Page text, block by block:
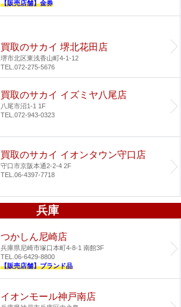
【販売店舗】金券
買取のサカイ 堺北花田店
堺市北区東浅香山町4-1-12
TEL.072-275-5676
買取のサカイ イズミヤ八尾店
八尾市沼1-1 1F
TEL.072-943-0323
買取のサカイ イオンタウン守口店
守口市京阪本通2-2-4 2F
TEL.06-4397-7718
兵庫
つかしん尼崎店
兵庫県尼崎市塚口本町4-8-1 南館3F
TEL.06-6429-8800
【販売店舗】ブランド品
イオンモール神戸南店